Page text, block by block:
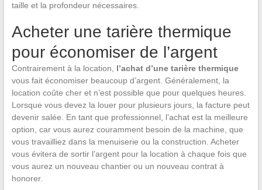
taille et la profondeur nécessaires.
Acheter une tarière thermique
pour économiser de l’argent
Contrairement à la location, l’achat d’une tarière thermique
vous fait économiser beaucoup d’argent. Généralement, la
location coûte cher et n’est possible que pour quelques heures.
Lorsque vous devez la louer pour plusieurs jours, la facture peut
devenir salée. En tant que professionnel, l’achat est la meilleure
option, car vous aurez couramment besoin de la machine, que
vous travailliez dans la menuiserie ou la construction. Acheter
vous évitera de sortir l’argent pour la location à chaque fois que
vous aurez un nouveau chantier ou un nouveau contrat à
honorer.